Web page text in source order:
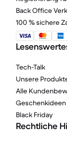
Back Office
100 % sichere
Tech-Talk
Unsere
Alle
Geschenkideen
Black Friday
Rechtliche